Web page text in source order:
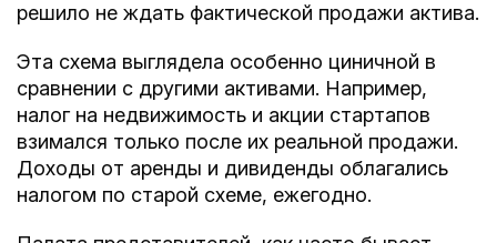
решило не ждать фактической продажи актива.
Эта схема выглядела особенно циничной в
сравнении с другими активами. Например,
налог на недвижимость и акции стартапов
взимался только после их реальной продажи.
Доходы от аренды и дивиденды облагались
налогом по старой схеме, ежегодно.